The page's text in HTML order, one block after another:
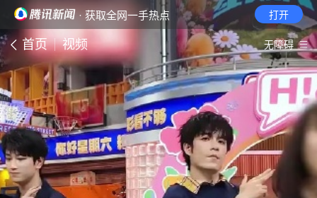
· 获取全网一手热点 打开
首页 视频 无障碍